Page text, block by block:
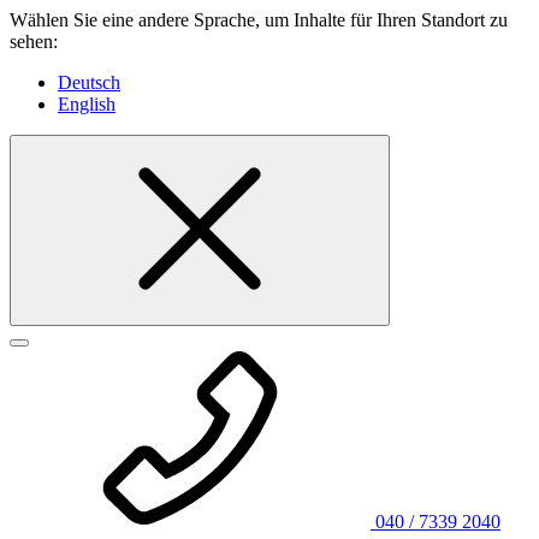
Wählen Sie eine andere Sprache, um Inhalte für Ihren Standort zu
sehen:
Deutsch
English
040 / 7339 2040